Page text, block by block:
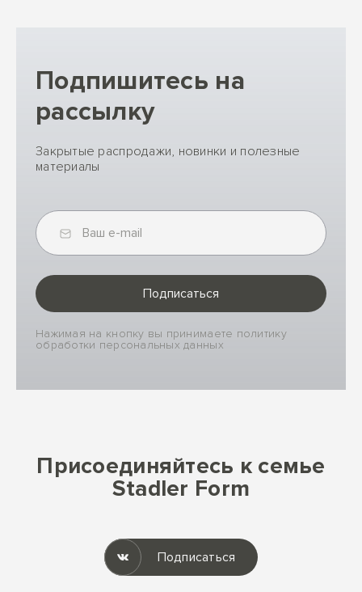
Подпишитесь на
рассылку
Закрытые распродажи, новинки и полезные
материалы
Подписаться
Нажимая на кнопку вы принимаете политику
обработки персональных данных
Присоединяйтесь к семье
Stadler Form
Подписаться